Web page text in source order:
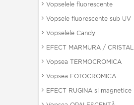
Vopselele fluorescente
Vopsele fluorescente sub UV
Vopselele Candy
EFECT MARMURA / CRISTAL
Vopsea TERMOCROMICA
Vopsea FOTOCROMICA
EFECT RUGINA si magnetice